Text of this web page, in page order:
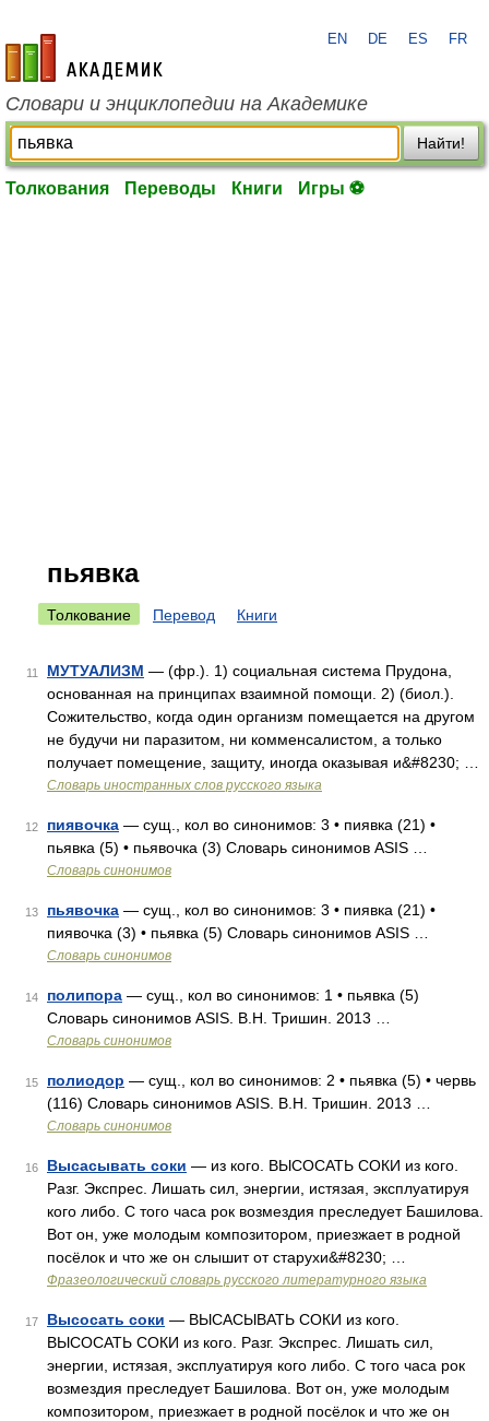
academic.ru
EN DE ES FR
Словари и энциклопедии на Академике
Найти!
Толкования Переводы Книги Игры ⚽
пьявка
Толкование Перевод Книги
11 МУТУАЛИЗМ — (фр.). 1) социальная система Прудона,
основанная на принципах взаимной помощи. 2) (биол.).
Сожительство, когда один организм помещается на другом
не будучи ни паразитом, ни комменсалистом, а только
получает помещение, защиту, иногда оказывая и&#8230; …
Словарь иностранных слов русского языка
12 пиявочка — сущ., кол во синонимов: 3 • пиявка (21) •
пьявка (5) • пьявочка (3) Словарь синонимов ASIS …
Словарь синонимов
13 пьявочка — сущ., кол во синонимов: 3 • пиявка (21) •
пиявочка (3) • пьявка (5) Словарь синонимов ASIS …
Словарь синонимов
14 полипора — сущ., кол во синонимов: 1 • пьявка (5)
Словарь синонимов ASIS. В.Н. Тришин. 2013 …
Словарь синонимов
15 полиодор — сущ., кол во синонимов: 2 • пьявка (5) • червь
(116) Словарь синонимов ASIS. В.Н. Тришин. 2013 …
Словарь синонимов
16 Высасывать соки — из кого. ВЫСОСАТЬ СОКИ из кого.
Разг. Экспрес. Лишать сил, энергии, истязая, эксплуатируя
кого либо. С того часа рок возмездия преследует Башилова.
Вот он, уже молодым композитором, приезжает в родной
посёлок и что же он слышит от старухи&#8230; …
Фразеологический словарь русского литературного языка
17 Высосать соки — ВЫСАСЫВАТЬ СОКИ из кого.
ВЫСОСАТЬ СОКИ из кого. Разг. Экспрес. Лишать сил,
энергии, истязая, эксплуатируя кого либо. С того часа рок
возмездия преследует Башилова. Вот он, уже молодым
композитором, приезжает в родной посёлок и что же он